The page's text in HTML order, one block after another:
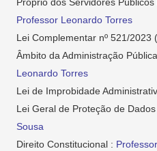
Próprio dos Servidores
Professor Leonardo Torres
Lei Complementar nº 521/2023
Âmbito da Administração
Leonardo Torres
Lei de Improbidade
Lei Geral de Proteção de
Sousa
Direito Constitucional :